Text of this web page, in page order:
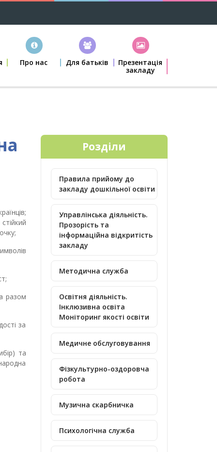
Про нас Для батьків
Презентація
закладу
разом
за
та
Розділи
Правила прийому до
закладу дошкільної освіти
Управлінська діяльність.
Прозорість та
інформаційна відкритість
закладу
Методична служба
Освітня діяльність.
Інклюзивна освіта
Моніторинг якості освіти
Медичне обслуговування
Фізкультурно-оздоровча
робота
Музична скарбничка
Психологічна служба